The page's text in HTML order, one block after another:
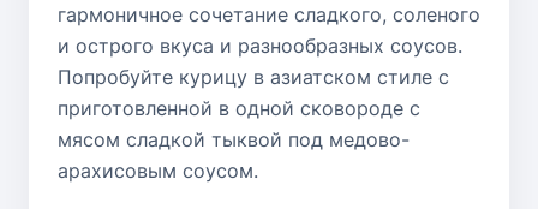
гармоничное сочетание сладкого, соленого
и острого вкуса и разнообразных соусов.
Попробуйте курицу в азиатском стиле с
приготовленной в одной сковороде с
мясом сладкой тыквой под медово-
арахисовым соусом.